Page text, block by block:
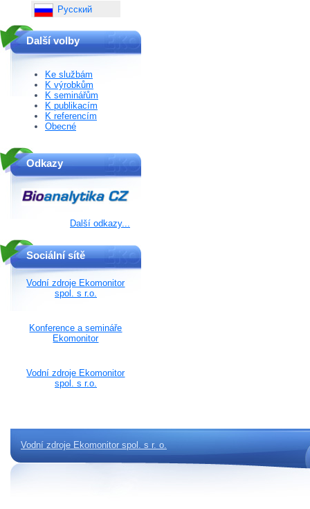
Русский
Další volby
Ke službám
K výrobkům
K seminářům
K publikacím
K referencím
Obecné
Odkazy
Další odkazy...
Sociální sítě
Vodní zdroje Ekomonitor
spol. s r.o.
Konference a semináře
Ekomonitor
Vodní zdroje Ekomonitor
spol. s r.o.
Vodní zdroje Ekomonitor spol. s r. o.